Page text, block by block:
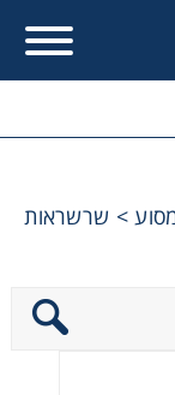
> שרשראות
עבור: